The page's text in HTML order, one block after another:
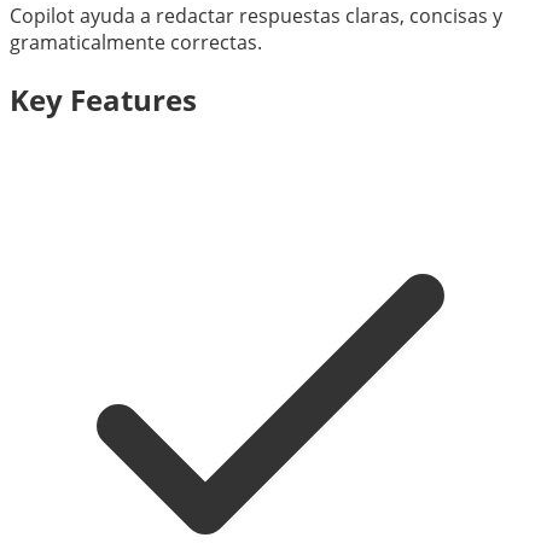
Copilot ayuda a redactar respuestas claras, concisas y
gramaticalmente correctas.
Key Features